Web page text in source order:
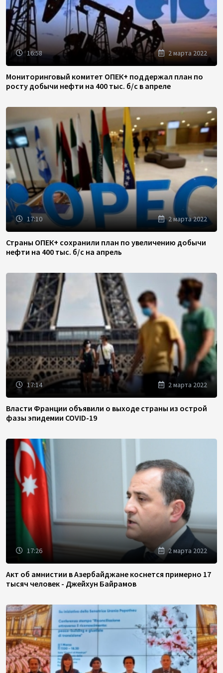
16:58 2 марта 2022
Мониторинговый комитет ОПЕК+ поддержал план по
росту добычи нефти на 400 тыс. б/с в апреле
17:10 2 марта 2022
Страны ОПЕК+ сохранили план по увеличению добычи
нефти на 400 тыс. б/с на апрель
17:14 2 марта 2022
Власти Франции объявили о выходе страны из острой
фазы эпидемии COVID-19
17:26 2 марта 2022
Акт об амнистии в Азербайджане коснется примерно 17
тысяч человек - Джейхун Байрамов